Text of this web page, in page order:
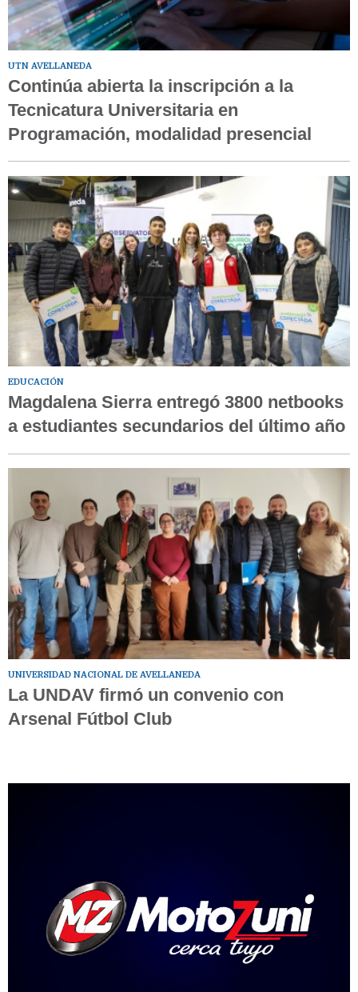
UTN AVELLANEDA
Continúa abierta la inscripción a la
Tecnicatura Universitaria en
Programación, modalidad presencial
EDUCACIÓN
Magdalena Sierra entregó 3800 netbooks
a estudiantes secundarios del último año
UNIVERSIDAD NACIONAL DE AVELLANEDA
La UNDAV firmó un convenio con
Arsenal Fútbol Club